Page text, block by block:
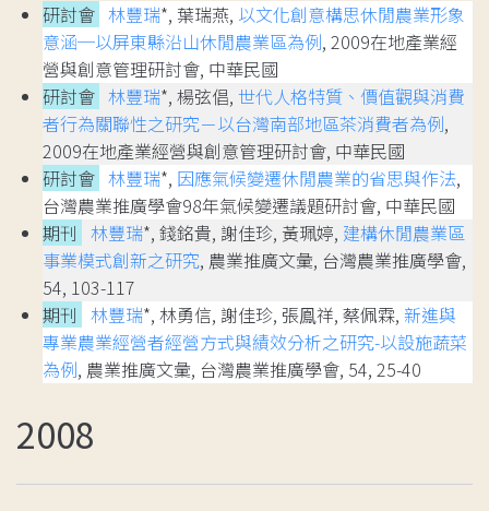
研討會 林豐瑞*, 葉瑞燕, 以文化創意構思休閒農業形象
意涵─以屏東縣沿山休閒農業區為例, 2009在地產業經
營與創意管理研討會, 中華民國
研討會 林豐瑞*, 楊弦倡, 世代人格特質、價值觀與消費
者行為關聯性之研究－以台灣南部地區茶消費者為例,
2009在地產業經營與創意管理研討會, 中華民國
研討會 林豐瑞*, 因應氣候變遷休閒農業的省思與作法,
台灣農業推廣學會98年氣候變遷議題研討會, 中華民國
期刊 林豐瑞*, 錢銘貴, 謝佳珍, 黃珮婷, 建構休閒農業區
事業模式創新之研究, 農業推廣文彙, 台灣農業推廣學會,
54, 103-117
期刊 林豐瑞*, 林勇信, 謝佳珍, 張鳯祥, 蔡佩霖, 新進與
專業農業經營者經營方式與績效分析之研究-以設施蔬菜
為例, 農業推廣文彙, 台灣農業推廣學會, 54, 25-40
2008